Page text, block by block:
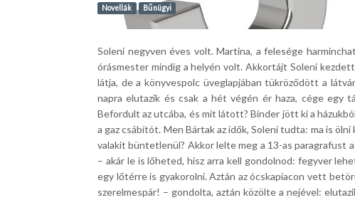
Novellák Bűnügyi
Soleni negyven éves volt. Martina, a felesége
órásmester mindig a helyén volt.Akkortájt Soleni
látja, de a könyvespolc üveglapjában tükröződött a
napra elutazik és csak a hét végén ér haza, cége egy
Befordult az utcába, és mit látott?Binder jött ki a
a gaz csábítót. Men Bártak az idők, Soleni tudta: ma is ölni
valakit büntetlenül? Akkor lelte meg a 13-as paragrafust
– akár le is lőheted, hisz arra kell gondolnod: fegyver
egy lőtérre is gyakorolni.Aztán az ócskapiacon vett
szerelmespár! – gondolta, aztán közölte a nejével: